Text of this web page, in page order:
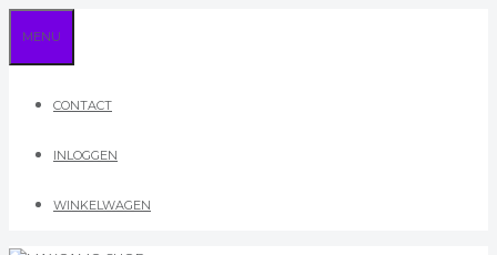
naar
de
MENU
CONTACT
INLOGGEN
WINKELWAGEN